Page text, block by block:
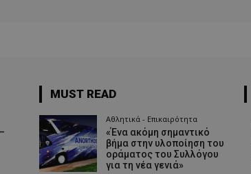
MUST READ
Αθλητικά - Επικαιρότητα
«Ένα ακόμη σημαντικό
βήμα στην υλοποίηση του
οράματος του Συλλόγου
για τη νέα γενιά»